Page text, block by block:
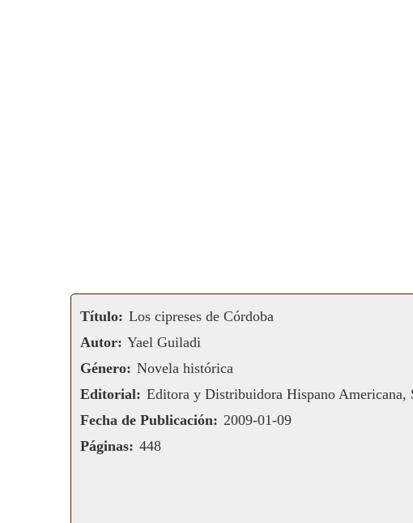
Título: Los cipreses de Córdoba
Autor: Yael Guiladi
Género: Novela histórica
Editorial: Editora y Distribuidora Hispano Americana,
Fecha de Publicación: 2009-01-09
Páginas: 448